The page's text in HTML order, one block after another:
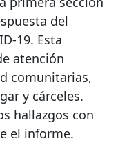
del
19. Esta
atención
comunitarias,
y cárceles.
hallazgos con
el informe.